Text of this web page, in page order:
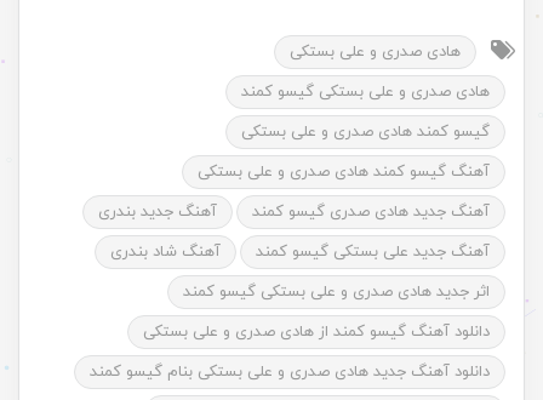
هادی صدری و علی بستکی
هادی صدری و علی بستکی گیسو کمند
گیسو کمند هادی صدری و علی بستکی
آهنگ گیسو کمند هادی صدری و علی بستکی
آهنگ جدید هادی صدری گیسو کمند
آهنگ جدید بندری
آهنگ جدید علی بستکی گیسو کمند
آهنگ شاد بندری
اثر جدید هادی صدری و علی بستکی گیسو کمند
دانلود آهنگ گیسو کمند از هادی صدری و علی بستکی
دانلود آهنگ جدید هادی صدری و علی بستکی بنام گیسو کمند